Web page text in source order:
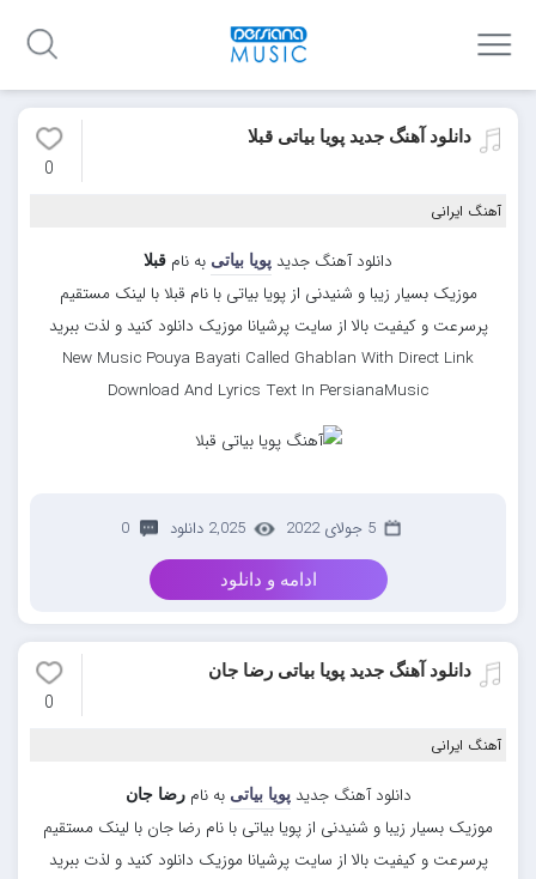
دانلود آهنگ جدید پویا بیاتی قبلا
0
آهنگ ایرانی
دانلود آهنگ جدید پویا بیاتی به نام قبلا
موزیک بسیار زیبا و شنیدنی از پویا بیاتی با نام قبلا با لینک مستقیم
پرسرعت و کیفیت بالا از سایت پرشیانا موزیک دانلود کنید و لذت ببرید
New Music Pouya Bayati Called Ghablan With Direct Link
Download And Lyrics Text In PersianaMusic
5 جولای 2022 2,025 دانلود 0
ادامه و دانلود
دانلود آهنگ جدید پویا بیاتی رضا جان
0
آهنگ ایرانی
دانلود آهنگ جدیدپویا بیاتی به نامرضا جان
موزیک بسیار زیبا و شنیدنی از پویا بیاتی با نام رضا جان با لینک مستقیم
پرسرعت و کیفیت بالا از سایت پرشیانا موزیک دانلود کنید و لذت ببرید